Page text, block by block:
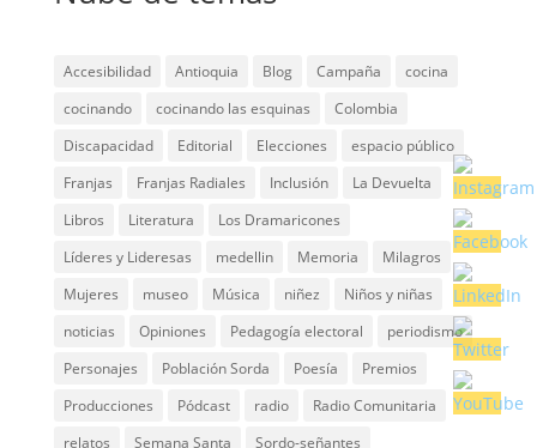
Accesibilidad Antioquia Blog Campaña
cocina
cocinando
cocinando las esquinas
Colombia
Discapacidad
Editorial Elecciones
espacio público
Franjas
Franjas Radiales Inclusión
La Devuelta
Libros
Literatura
Los Dramaricones
Líderes y Lideresas
medellin Memoria
Milagros
Mujeres
museo Música niñez
Niños y niñas
noticias
Opiniones Pedagogía electoral
periodismo
Personajes
Población Sorda Poesía
Premios
Producciones
Pódcast radio
Radio Comunitaria
relatos
Semana Santa
Sordo-señantes